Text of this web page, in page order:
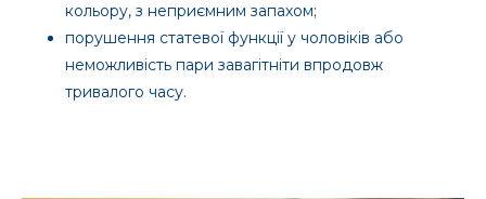
кольору, з неприємним запахом;
порушення статевої функції у чоловіків або
неможливість пари завагітніти впродовж
тривалого часу.